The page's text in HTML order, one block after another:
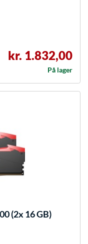
kr. 1.832,00
På lager
(2x 16 GB)